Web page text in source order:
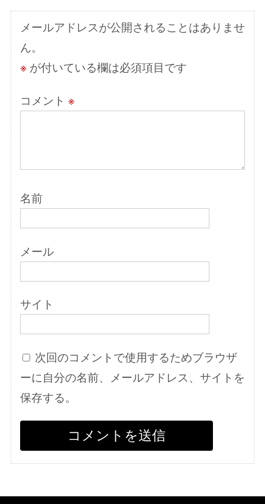
シ
ョ
ン
メールアドレスが公開されることはありませ
ん。
※が付いている欄は必須項目です
コメント ※
名前
メール
サイト
次回のコメントで使用するためブラウザ
ーに自分の名前、メールアドレス、サイトを
保存する。